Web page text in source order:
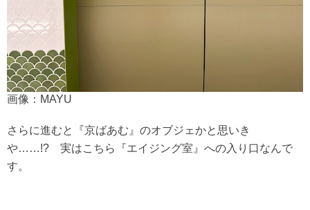
画像：MAYU
さらに進むと『京ばあむ』のオブジェかと思いき
や……!? 実はこちら『エイジング室』への入り口なんで
す。